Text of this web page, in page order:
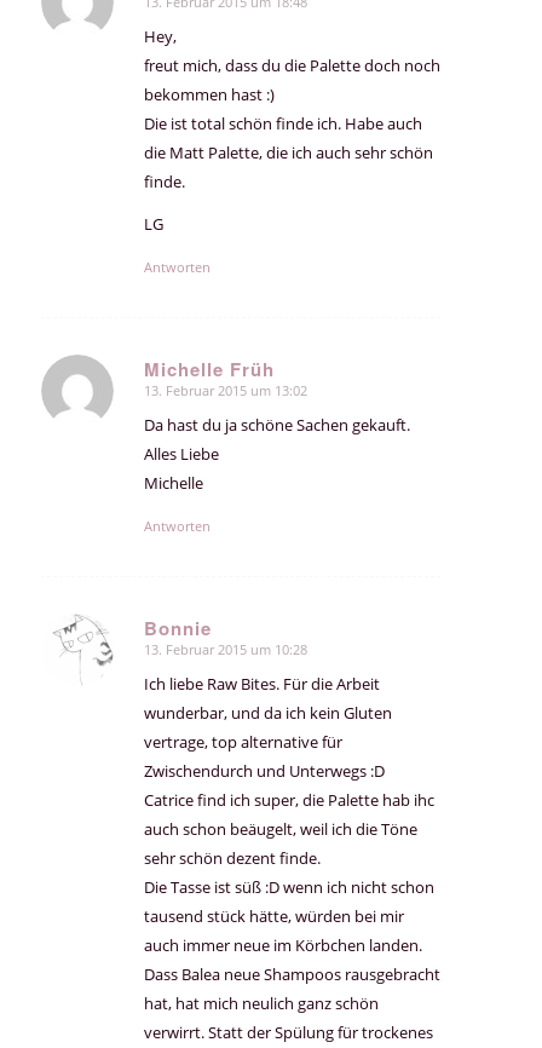
sagte:
Hey,
freut mich, dass du die Palette doch noch
bekommen hast :)
Die ist total schön finde ich. Habe auch
die Matt Palette, die ich auch sehr schön
finde.
LG
Antworten
Michelle Früh
sagte:
13. Februar 2015 um 13:02
Da hast du ja schöne Sachen gekauft.
Alles Liebe
Michelle
Antworten
Bonnie
sagte:
13. Februar 2015 um 10:28
Ich liebe Raw Bites. Für die Arbeit
wunderbar, und da ich kein Gluten
vertrage, top alternative für
Zwischendurch und Unterwegs :D
Catrice find ich super, die Palette hab ihc
auch schon beäugelt, weil ich die Töne
sehr schön dezent finde.
Die Tasse ist süß :D wenn ich nicht schon
tausend stück hätte, würden bei mir
auch immer neue im Körbchen landen.
Dass Balea neue Shampoos rausgebracht
hat, hat mich neulich ganz schön
verwirrt. Statt der Spülung für trockenes